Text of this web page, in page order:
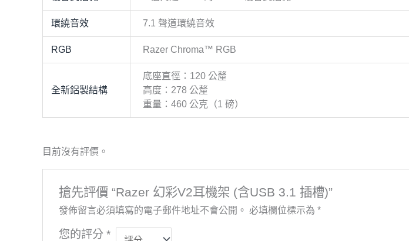
環繞音效 7.1 聲道環繞音效
RGB Razer Chroma™ RGB
全新鋁製結構
底座直徑：120 公釐
高度：278 公釐
重量：460 公克（1 磅）
目前沒有評價。
搶先評價 “Razer 幻彩V2耳機架 (含USB 3.1 插槽)”
發佈留言必須填寫的電子郵件地址不會公開。 必填欄位標示為 *
您的評分 *